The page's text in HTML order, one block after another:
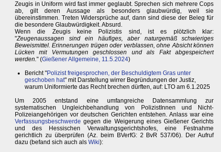
Zeugis in Uniform wird fast immer geglaubt. Sprechen sich mehrere Cops
ab, gilt deren Aussage als besonders glaubwürdig, weil sie
übereinstimmen. Treten Widersprüche auf, dann sind diese der Beleg für
die besondere Glaubwürdigkeit. Absurd.
Wenn die Zeugis keine Polizistis sind, ist es plötzlich klar:
"Zeugenaussagen sind ein häufiges, aber naturgemäß schwieriges
Beweismittel. Erinnerungen trügen oder verblassen, ohne Absicht können
Lücken mit Vermutungen geschlossen und als Fakt abgespeichert
werden." (Gießener Allgemeine, 11.5.2024)
Bericht "Polizist freigesprochen, der Beschuldigtem Gras unter
geschoben hat" mit Darstellung wirrer Begründungen der Justiz,
warum Uniformierte das Recht brechen dürften, auf: LTO am 6.1.2025
Um 2005 entstand eine umfangreiche Datensammlung zur
systematischen Ungleichbehandlung von PolizistInnen und Nicht-
Polizeiangehörigen vor deutschen Gerichten entstehen. Anlass war eine
Verfassungsbeschwerde gegen die Weigerung eines Gießener Gerichts
und des Hessischen Verwaltungsgerichtshofes, eine Festnahme
gerichtlich zu überprüfen (Az. beim BVerfG: 2 BvR 537/06). Der Aufruf
dazu (befand sich auch als Wiki):